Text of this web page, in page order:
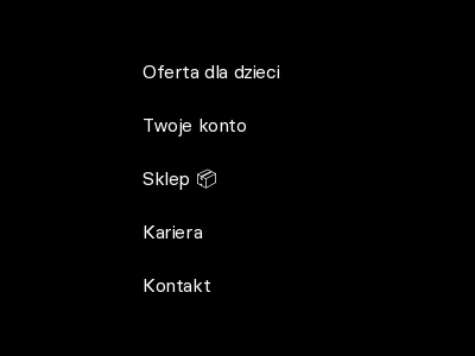
Oferta dla dzieci
Twoje konto
Sklep 📦
Kariera
Kontakt